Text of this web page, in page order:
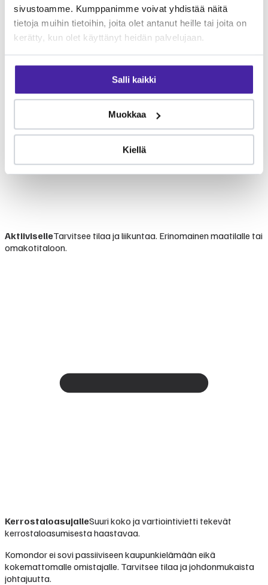
sivustoamme. Kumppanimme voivat yhdistää näitä
tietoja muihin tietoihin, joita olet antanut heille tai joita on
kerätty, kun olet käyttänyt heidän palvelujaan.
Salli kaikki
Muokkaa
Kiellä
AktiiviselleTarvitsee tilaa ja liikuntaa. Erinomainen maatilalle tai
omakotitaloon.
KerrostaloasujalleSuuri koko ja vartiointivietti tekevät
kerrostaloasumisesta haastavaa.
Komondor ei sovi passiiviseen kaupunkielämään eikä
kokemattomalle omistajalle. Tarvitsee tilaa ja johdonmukaista
johtajuutta.